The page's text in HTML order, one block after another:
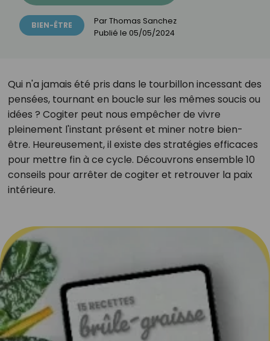
BIEN-ÊTRE ParThomas Sanchez
Publié le 05/05/2024
Qui n'a jamais été pris dans le tourbillon incessant des
pensées, tournant en boucle sur les mêmes soucis ou
idées ? Cogiter peut nous empêcher de vivre
pleinement l'instant présent et miner notre bien-
être. Heureusement, il existe des stratégies efficaces
pour mettre fin à ce cycle. Découvrons ensemble 10
conseils pour arrêter de cogiter et retrouver la paix
intérieure.